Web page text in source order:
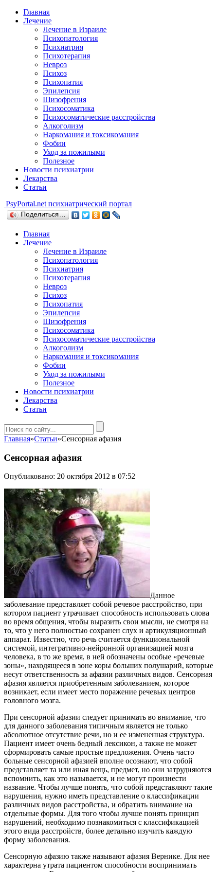
Главная
Лечение
Лечение в Израиле
Психопатология
Психиатрия
Психотерапия
Невроз
Психоз
Психопатия
Эпилепсия
Шизофрения
Психосоматика
Психосоматические расстройства
Алкоголизм
Наркомания и токсикомания
Фобии
Уход за пожилыми
Полезное
Новости психиатрии
Лекарства
Статьи
PsyPortal.net психиатрический портал
Поделиться…
Главная
Лечение
Лечение в Израиле
Психопатология
Психиатрия
Психотерапия
Невроз
Психоз
Психопатия
Эпилепсия
Шизофрения
Психосоматика
Психосоматические расстройства
Алкоголизм
Наркомания и токсикомания
Фобии
Уход за пожилыми
Полезное
Новости психиатрии
Лекарства
Статьи
Главная»Статьи»Сенсорная афазия
Сенсорная афазия
Опубликовано: 20 октября 2012 в 07:52
Данное
заболевание представляет собой речевое расстройство, при
котором пациент утрачивает способность использовать слова
во время общения, чтобы выразить свои мысли, не смотря на
то, что у него полностью сохранен слух и артикуляционный
аппарат. Известно, что речь считается функциональной
системой, интегративно-нейронной организацией мозга
человека, в то же время, в ней обозначены особые «речевые
зоны», находящееся в зоне коры больших полушарий, которые
несут ответственность за афазии различных видов. Сенсорная
афазия является приобретенным заболеванием, которое
возникает, если имеет место поражение речевых центров
головного мозга.
При сенсорной афазии следует принимать во внимание, что
для данного заболевания типичным является не только
абсолютное отсутствие речи, но и ее измененная структура.
Пациент имеет очень бедный лексикон, а также не может
сформировать самые простые предложения. Очень часто
больные сенсорной афазией вполне осознают, что собой
представляет та или иная вещь, предмет, но они затрудняются
вспомнить, как это называется, и не могут произнести
название. Чтобы лучше понять, что собой представляют такие
нарушения, нужно иметь представление о классификации
различных видов расстройства, и обратить внимание на
отдельные формы. Для того чтобы лучше понять принцип
нарушений, необходимо познакомиться с классификацией
этого вида расстройств, более детально изучить каждую
форму заболевания.
Сенсорную афазию также называют афазия Вернике. Для нее
характерна утрата пациентом способности воспринимать